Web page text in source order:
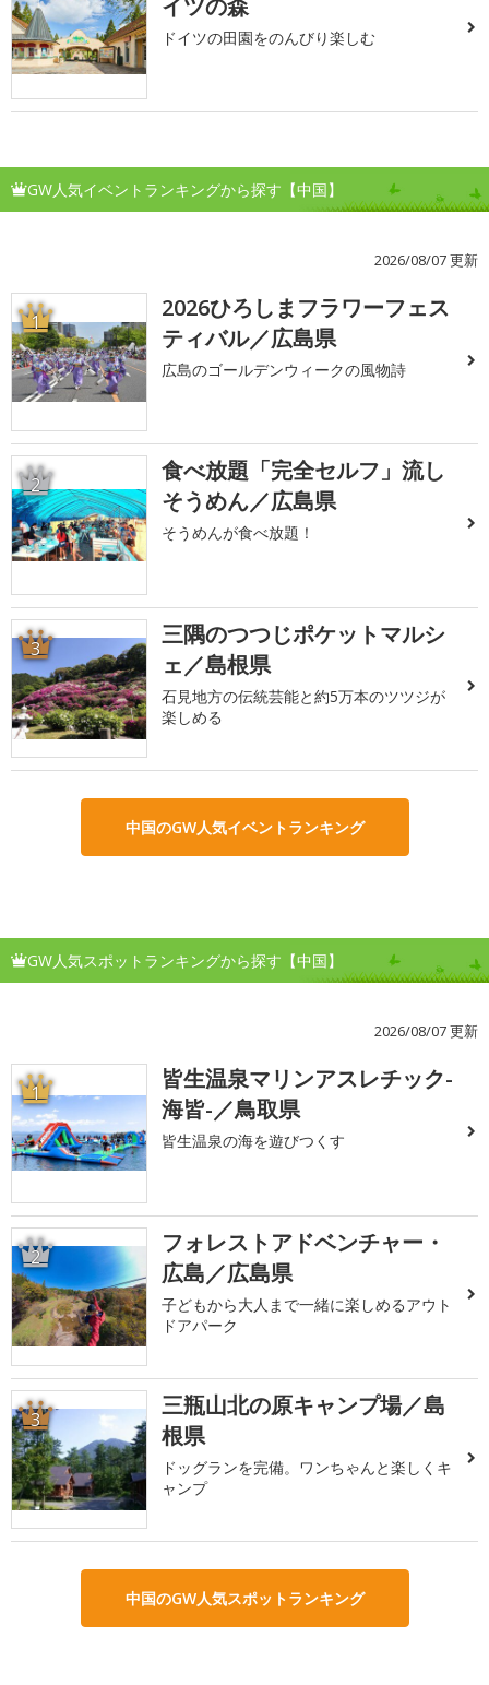
ドイツの田園をのんびり楽しむ
GW人気イベントランキングから探す【中国】
2026/08/07 更新
1
2026ひろしまフラワーフェス
ティバル／広島県
広島のゴールデンウィークの風物詩
2
食べ放題「完全セルフ」流し
そうめん／広島県
そうめんが食べ放題！
3
三隅のつつじポケットマルシ
ェ／島根県
石見地方の伝統芸能と約5万本のツツジが
楽しめる
中国のGW人気イベントランキング
GW人気スポットランキングから探す【中国】
2026/08/07 更新
1
皆生温泉マリンアスレチック-
海皆-／鳥取県
皆生温泉の海を遊びつくす
2
フォレストアドベンチャー・
広島／広島県
子どもから大人まで一緒に楽しめるアウト
ドアパーク
3
三瓶山北の原キャンプ場／島
根県
ドッグランを完備。ワンちゃんと楽しくキ
ャンプ
中国のGW人気スポットランキング